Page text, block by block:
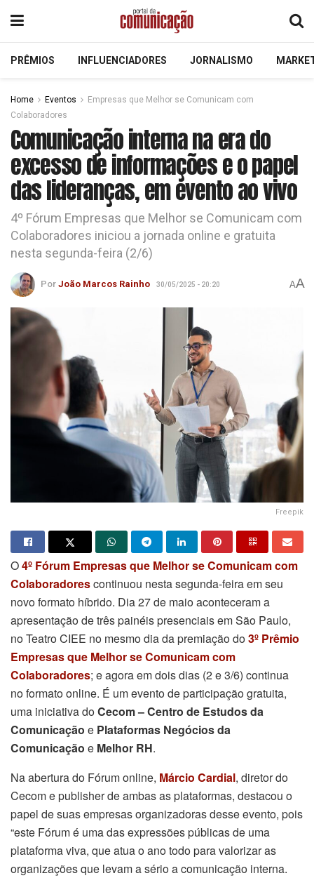
PRÊMIOS INFLUENCIADORES JORNALISMO
Home Eventos
Empresas que Melhor se Comunicam com
Colaboradores
Comunicação interna na era do
excesso de informações e o papel
das lideranças, em evento ao vivo
4º Fórum Empresas que Melhor se Comunicam com
Colaboradores iniciou a jornada online e gratuita
nesta segunda-feira (2/6)
Por João Marcos Rainho 30/05/2025 - 20:20 AA
Freepik
O4º Fórum Empresas que Melhor se Comunicam com
Colaboradorescontinuou nesta segunda-feira em seu
novo formato híbrido. Dia 27 de maio aconteceram a
apresentação de três painéis presenciais em São Paulo,
no Teatro CIEE no mesmo dia da premiação do3º Prêmio
Empresas que Melhor se Comunicam com
Colaboradores; e agora em dois dias (2 e 3/6) continua
no formato online. É um evento de participação gratuita,
uma iniciativa doCecom – Centro de Estudos da
Comunicação e Plataformas Negócios da
Comunicação e Melhor RH.
Na abertura do Fórum online, Márcio Cardial, diretor do
Cecom e publisher de ambas as plataformas, destacou o
papel de suas empresas organizadoras desse evento, pois
“este Fórum é uma das expressões públicas de uma
plataforma viva, que atua o ano todo para valorizar as
organizações que levam a sério a comunicação interna.